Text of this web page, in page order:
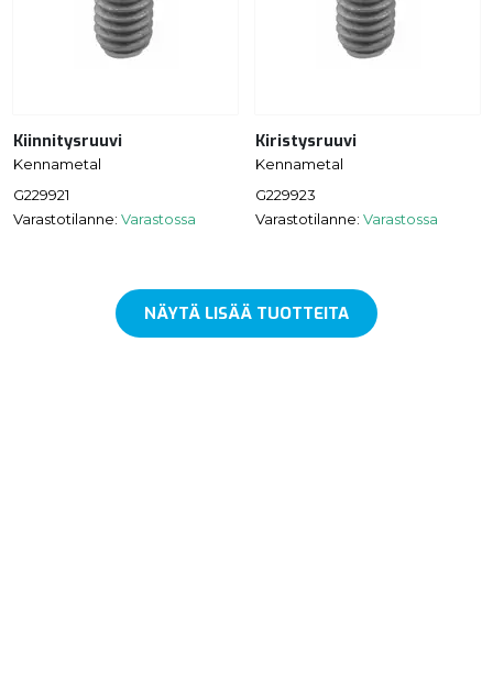
Kiinnitysruuvi
Kennametal
G229921
Varastotilanne: Varastossa
Kiristysruuvi
Kennametal
G229923
Varastotilanne: Varastossa
NÄYTÄ LISÄÄ TUOTTEITA